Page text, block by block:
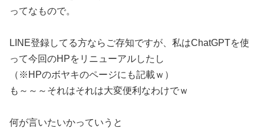
ってなもので。
LINE登録してる方ならご存知ですが、私はChatGPTを使
って今回のHPをリニューアルしたし
（※HPのボヤキのページにも記載ｗ）
も～～～それはそれは大変便利なわけでｗ
何が言いたいかっていうと